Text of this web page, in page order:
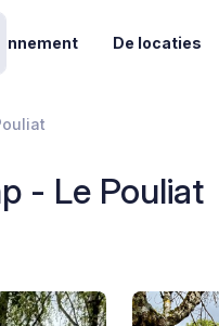
De locaties
- Le Pouliat